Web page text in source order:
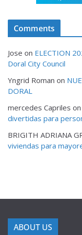
Comments
Jose on ELECTION
Doral City Council
Yngrid Roman on
DORAL
mercedes Capriles on
divertidas para
BRIGITH ADRIANA
viviendas para
ABOUT US